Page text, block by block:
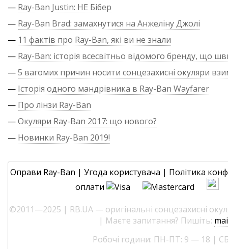
— Ray-Ban Justin: НЕ Бібер
— Ray-Ban Brad: замахнутися на Анжеліну Джолі
— 11 фактів про Ray-Ban, які ви не знали
— Ray-Ban: історія всесвітньо відомого бренду, що
—5 вагомих причин носити сонцезахисні окуляри
— Історія одного мандрівника в Ray-Ban Wayfarer
— Про лінзи Ray-Ban
—Окуляри Ray-Ban 2017: що нового?
— Новинки Ray-Ban 2019!
Оправи Ray-Ban | Угода користувача | Політика
оплати
©2011—2025 | RB.UA — оригінальні сонцезахисні
| Маєте запитання? Пишіть:
Робочі години: ПН-ПТ: 9 — 18 |